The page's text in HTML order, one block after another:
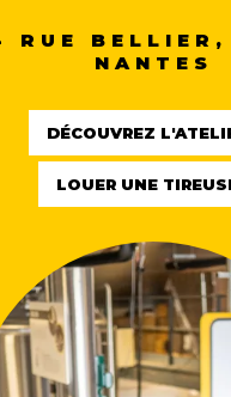
BRASSÉS,
RUE
NANTES
DÉCOUVREZ
LOUER UNE